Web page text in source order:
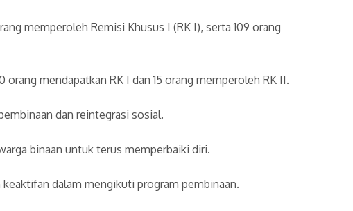
memperoleh Remisi Khusus I (RK I), serta 109 orang
mendapatkan RK I dan 15 orang memperoleh RK II.
dan reintegrasi sosial.
binaan untuk terus memperbaiki diri.
dalam mengikuti program pembinaan.